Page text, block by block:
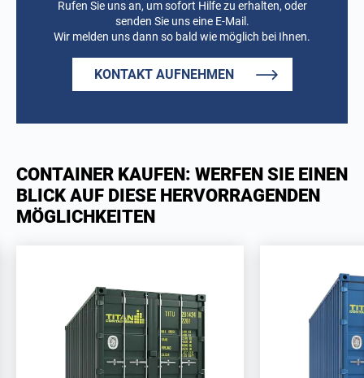
Rufen Sie uns an, um sofort Hilfe zu erhalten, oder
senden Sie uns eine E-Mail.
Wir melden uns dann so bald wie möglich bei Ihnen.
KONTAKT AUFNEHMEN
CONTAINER KAUFEN: WERFEN SIE EINEN
BLICK AUF DIESE HERVORRAGENDEN
MÖGLICHKEITEN